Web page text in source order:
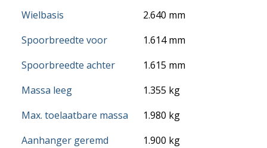
Wielbasis
2.640 mm
Spoorbreedte voor
1.614 mm
Spoorbreedte achter
1.615 mm
Massa leeg
1.355 kg
Max. toelaatbare massa
1.980 kg
Aanhanger geremd
1.900 kg